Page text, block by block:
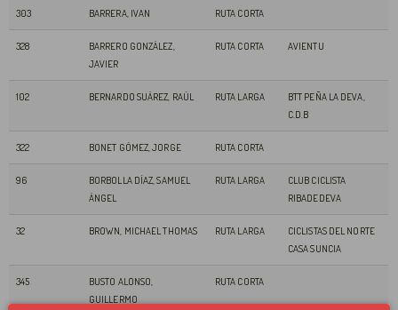
303 BARRERA, IVAN RUTA CORTA
328
BARRERO GONZÁLEZ,
JAVIER
RUTA CORTA AVIENTU
102 BERNARDO SUÁREZ, RAÚL RUTA LARGA
BTT PEÑA LA DEVA,
C.D.B
322 BONET GÓMEZ, JORGE RUTA CORTA
96
BORBOLLA DÍAZ, SAMUEL
ÁNGEL
RUTA LARGA
CLUB CICLISTA
RIBADEDEVA
32 BROWN, MICHAEL THOMAS RUTA LARGA
CICLISTAS DEL NORTE
CASA SUNCIA
345
BUSTO ALONSO,
GUILLERMO
RUTA CORTA